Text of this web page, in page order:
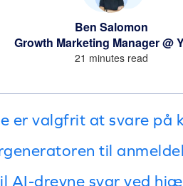
Ben Salomon
Growth Marketing Manager @
21 minutes read
er valgfrit at svare på
til
AI-drevne svar ved